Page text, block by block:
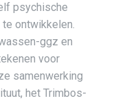
psychische
ontwikkelen.
ggz en
voor
samenwerking
het Trimbos-